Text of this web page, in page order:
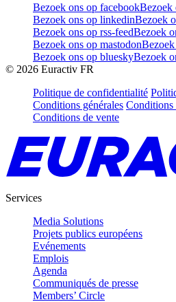
Bezoek ons op facebookBezoek
Bezoek ons op linkedinBezoek
Bezoek ons op rss-feedBezoek
Bezoek ons op mastodon
Bezoek ons op blueskyBezoek
© 2026 Euractiv FR
Politique de confidentialité
Conditions générales Conditions
Conditions de vente
Services
Media Solutions
Projets publics européens
Evénements
Emplois
Agenda
Communiqués de presse
Members’ Circle